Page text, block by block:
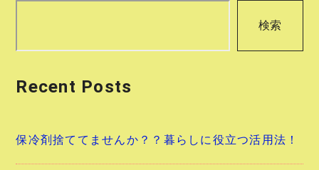
ョ
検索
Recent Posts
保冷剤捨ててませんか？？暮らしに役立つ活用法！